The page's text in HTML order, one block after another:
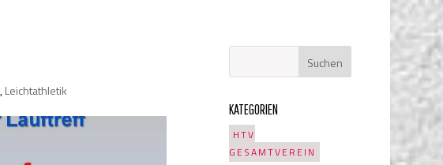
,Leichtathletik
KATEGORIEN
HTV
GESAMTVEREIN